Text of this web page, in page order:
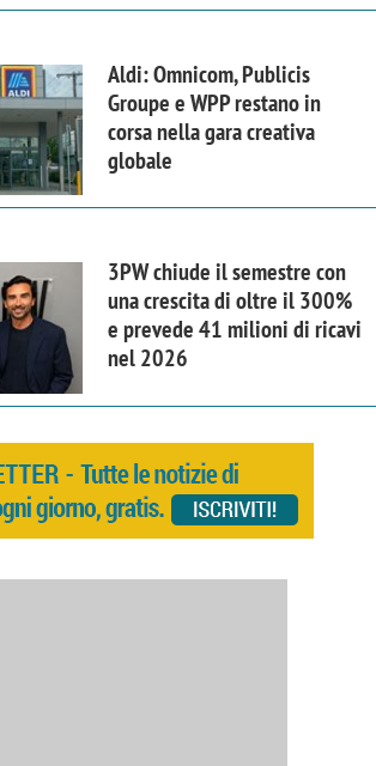
Aldi: Omnicom, Publicis
Groupe e WPP restano in
corsa nella gara creativa
globale
3PW chiude il semestre con
una crescita di oltre il 300%
e prevede 41 milioni di ricavi
nel 2026